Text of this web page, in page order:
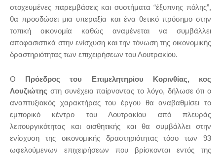
στοχευμένες παρεμβάσεις και συστήματα “έξυπνης πόλης”,
θα προσδώσει μια υπεραξία και ένα θετικό πρόσημο στην
τοπική οικονομία καθώς αναμένεται να συμβάλλει
αποφασιστικά στην ενίσχυση και την τόνωση της οικονομικής
δραστηριότητας των επιχειρήσεων του Λουτρακίου.
Ο
Πρόεδρος του Επιμελητηρίου Κορινθίας, κος
Λουζιώτης στη συνέχεια παίρνοντας το λόγο, δήλωσε ότι ο
αναπτυξιακός χαρακτήρας του έργου θα αναβαθμίσει το
εμπορικό κέντρο του Λουτρακίου από πλευράς
λειτουργικότητας και αισθητικής και θα συμβάλλει στην
ενίσχυση της οικονομικής δραστηριότητας τόσο των 93
ωφελούμενων επιχειρήσεων που βρίσκονται εντός της